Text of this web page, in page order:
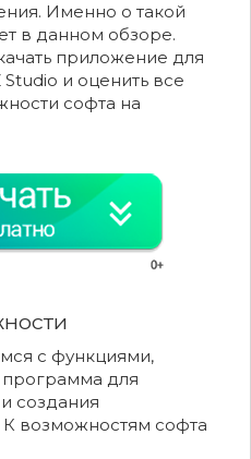
Именно о такой
в данном обзоре.
приложение для
и оценить все
софта на
с функциями,
программа для
создания
возможностям софта